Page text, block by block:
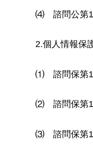
⑷ 諮問公第
2.個人情報保
⑴ 諮問保第
⑵ 諮問保第
⑶ 諮問保第